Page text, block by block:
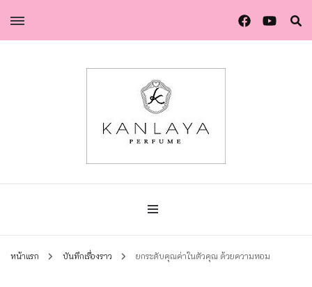
น้ำหอมกัลยา
น้ำหอมกัลยา น้ำหอมแท้แบรนด์ไทย คุณภาพยุโรป
หน้าแรก บันทึกเรื่องราว ยกระดับคุณค่าในตัวคุณ ด้วยความหอม